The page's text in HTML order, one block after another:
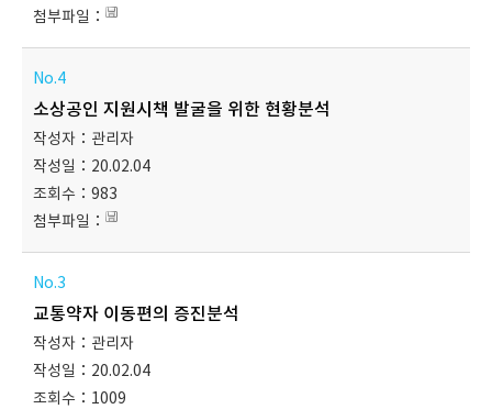
4
소상공인 지원시책 발굴을 위한 현황분석
관리자
20.02.04
983
3
교통약자 이동편의 증진분석
관리자
20.02.04
1009